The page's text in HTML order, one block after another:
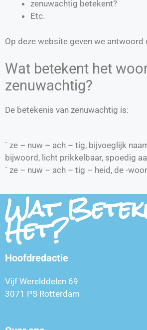
zenuwachtig betekent?
Etc.
Op deze website geven we antwoord
Wat betekent het
zenuwachtig?
De betekenis van zenuwachtig is:
` ze – nuw – ach – tig, bijvoeglijk
bijwoord, licht prikkelbaar, spoedig
` ze – nuw – ach – tig – heid, de -
Wat
Het?
Hoofdredactie
Vijf Werelddelen 69
3071 PS Rotterdam